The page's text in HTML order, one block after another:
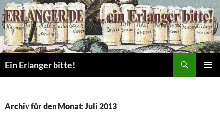
Zum
Inhalt
springen
Ein Erlanger bitte!
Archiv für den Monat: Juli 2013